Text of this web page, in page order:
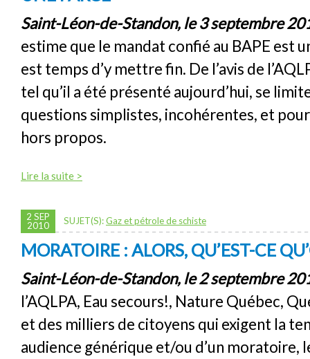
Saint-Léon-de-Standon, le 3 septembre
estime que le mandat confié au BAPE est
est temps d’y mettre fin. De l’avis de
tel qu’il a été présenté aujourd’hui, se
questions simplistes, incohérentes, et
hors propos.
Lire la suite >
2 SEP
2010
SUJET(S):Gaz et pétrole de schiste
MORATOIRE : ALORS, QU’EST-CE
Saint-Léon-de-Standon, le 2 septembre
l’AQLPA, Eau secours!, Nature Québec,
et des milliers de citoyens qui exigent la
audience générique et/ou d’un moratoire,